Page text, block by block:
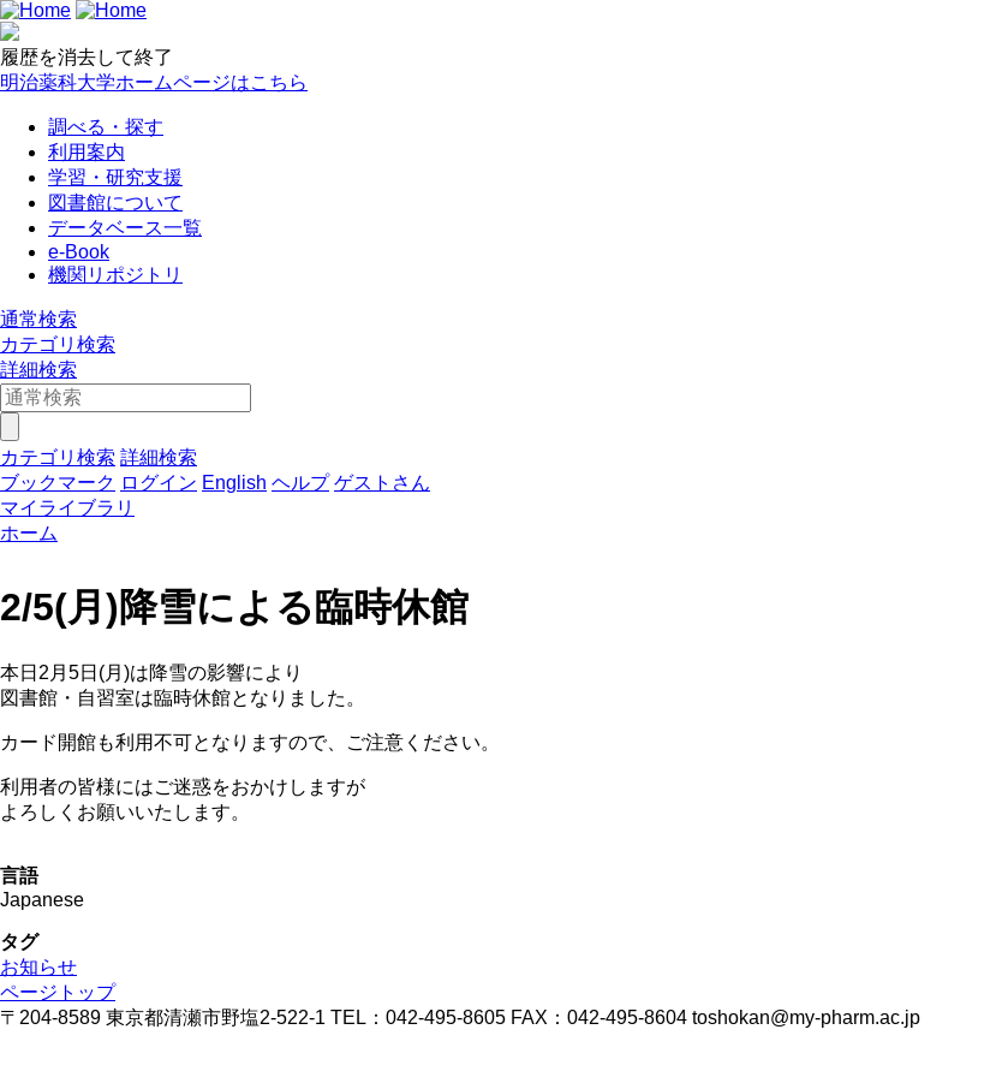
履歴を消去して終了
明治薬科大学ホームページはこちら
調べる・探す
利用案内
学習・研究支援
図書館について
データベース一覧
e-Book
機関リポジトリ
通常検索
カテゴリ検索
詳細検索
カテゴリ検索 詳細検索
ブックマーク ログイン English ヘルプ ゲストさん
マイライブラリ
ホーム
2/5(月)降雪による臨時休館
本日2月5日(月)は降雪の影響により
図書館・自習室は臨時休館となりました。
カード開館も利用不可となりますので、ご注意ください。
利用者の皆様にはご迷惑をおかけしますが
よろしくお願いいたします。
言語
Japanese
タグ
お知らせ
ページトップ
〒204-8589 東京都清瀬市野塩2-522-1 TEL：042-495-8605 FAX：042-495-8604 toshokan@my-pharm.ac.jp